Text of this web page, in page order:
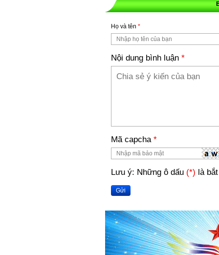
Họ và tên *
Nội dung bình luận *
Mã capcha *
Lưu ý: Những ô dấu (*) là
Gửi